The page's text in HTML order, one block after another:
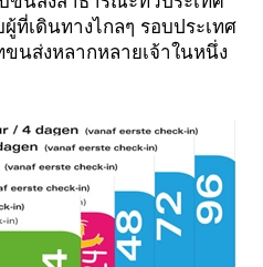
ที่เดินทางไกลๆ รอบประเทศ
นส่งหลากหลายเจ้าในหนึ่ง